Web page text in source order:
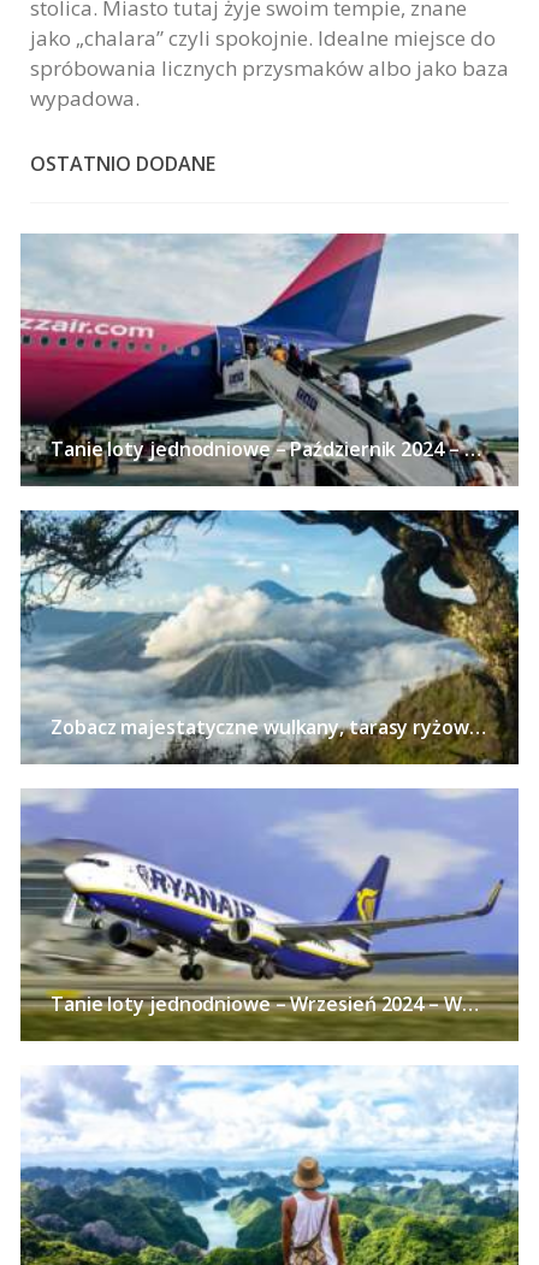
stolica. Miasto tutaj żyje swoim tempie, znane
jako „chalara” czyli spokojnie. Idealne miejsce do
spróbowania licznych przysmaków albo jako baza
wypadowa.
OSTATNIO DODANE
Tanie loty jednodniowe – Październik 2024 – 24 pomysły na wycieczki bez noclegu z polskich miast już od 113 PLN!
Zobacz majestatyczne wulkany, tarasy ryżowe i zabytkowe świątynie na Jawie – Loty z pięciu polskich miast od 2540 PLN!
Tanie loty jednodniowe – Wrzesień 2024 – Wycieczki samolotem z polskich miast już od 113 PLN w obie strony!